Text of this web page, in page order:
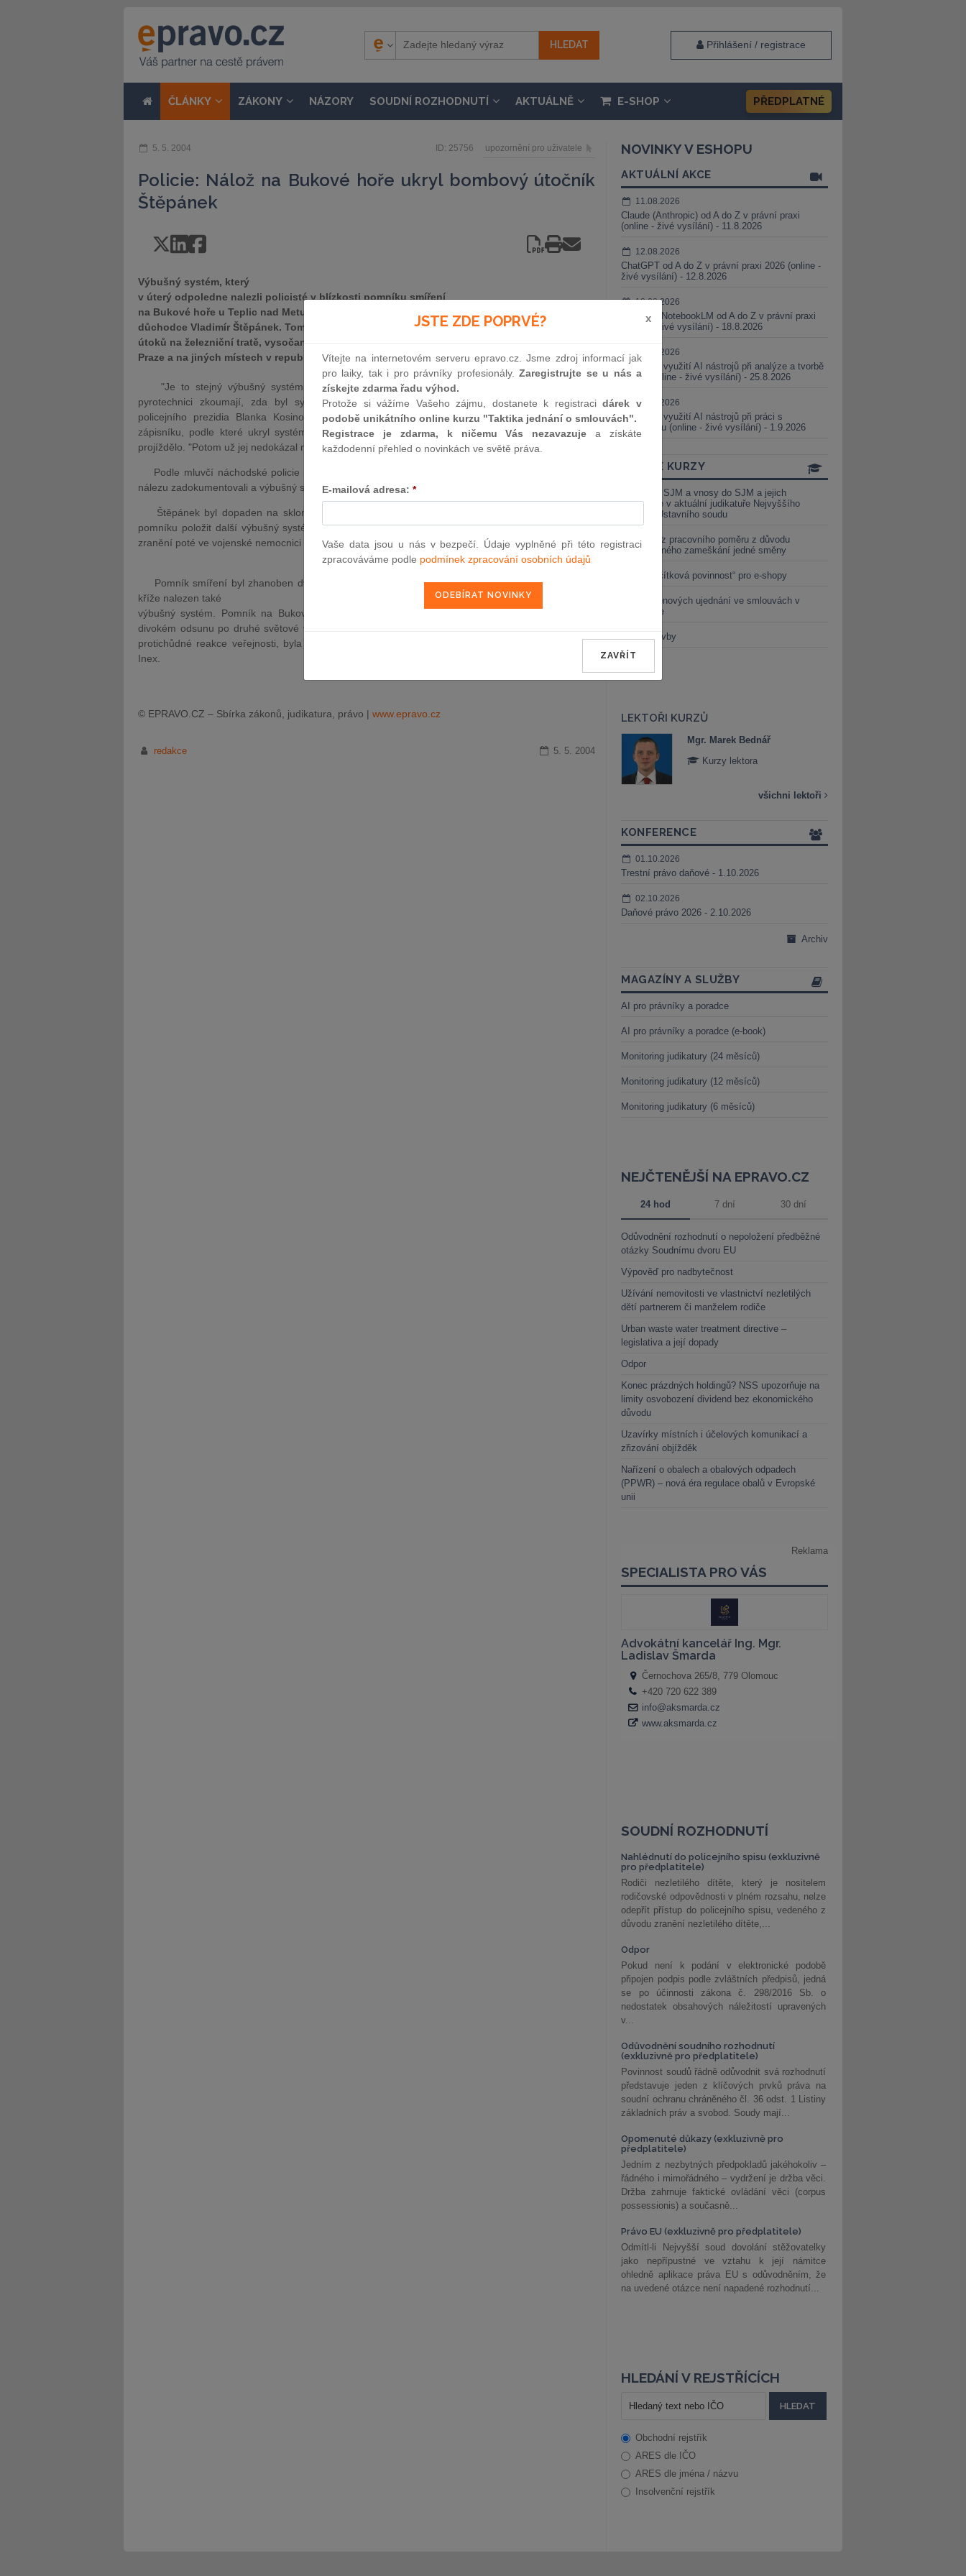
Přihlášení / registrace
ČLÁNKY ZÁKONY NÁZORY SOUDNÍ ROZHODNUTÍ AKTUÁLNĚ E-SHOP PŘEDPLATNÉ
5. 5. 2004 ID: 25756 upozornění pro uživatele
Policie: Nálož na Bukové hoře ukryl bombový útočník
Štěpánek
Výbušný systém, který
v úterý odpoledne nalezli policisté v blízkosti pomníku smíření
na Bukové hoře u Teplic nad Metují na Náchodsku, ukryl na místě
důchodce Vladimír Štěpánek. Tomu se přičítá několik bombových
útoků na železniční tratě, vysočanskou nemocnici či památníky v
Praze a na jiných místech v republice.
"Je to stejný výbušný systém, jako měl u sebe Štěpánek v době, kdy byl zadržen. Nyní
pyrotechnici zkoumají, zda byl systém funkční a mohl explodovat," řekla dnes ČTK mluvčí
policejního prezidia Blanka Kosinová. Policisty navedla na stopu bomby informace z mužova
zápisníku, podle které ukryl systém na místě v okamžiku, kdy jej vyrušilo auto, které nedaleko
projíždělo. "Potom už jej nedokázal najít," řekla Kosinová.
Podle mluvčí náchodské policie policisté v úterý na místě pracovali do večerních hodin. "Místo
nálezu zadokumentovali a výbušný systém byl převezen na další zkoumání do Prahy," řekla.
Štěpánek byl dopaden na sklonku loňského roku v Teplicích nad Metují poté, co se snažil k
pomníku položit další výbušný systém. Při zatýkání se pokusil spáchat sebevraždu a na následky
zranění poté ve vojenské nemocnici zemřel.
Pomník smíření byl zhanoben dvakrát hákovými kříži a nacistickými nápisy, loni v květnu byl u
kříže nalezen také
výbušný systém. Pomník na Bukové hoře připomíná povr aždění 23 místních Němců při jejich
divokém odsunu po druhé světové válce. Iniciátory výstavby pomníku, který od počátku vzbuzoval
protichůdné reakce veřejnosti, byla teplická radnice a nezisková sdružení Tuž se, Broumovsko a
Inex.
© EPRAVO.CZ – Sbírka zákonů, judikatura, právo | www.epravo.cz
redakce 5. 5. 2004
NOVINKY V ESHOPU
AKTUÁLNÍ AKCE
11.08.2026
Claude (Anthropic) od A do Z v právní praxi
(online - živé vysílání) - 11.8.2026
12.08.2026
ChatGPT od A do Z v právní praxi 2026 (online -
živé vysílání) - 12.8.2026
18.08.2026
Gemini a NotebookLM od A do Z v právní praxi
(online - živé vysílání) - 18.8.2026
25.08.2026
Praktické využití AI nástrojů při analýze a tvorbě
smluv (online - živé vysílání) - 25.8.2026
01.09.2026
Praktické využití AI nástrojů při práci s
judikaturou (online - živé vysílání) - 1.9.2026
ONLINE KURZY
Vnosy ze SJM a vnosy do SJM a jejich
valorizace v aktuální judikatuře Nejvyššího
soudu a Ústavního soudu
Výpověď z pracovního poměru z důvodu
neomluveného zameškání jedné směny
Nová „tlačítková povinnost“ pro e-shopy
Změna cenových ujednání ve smlouvách v
energetice
Černé stavby
LEKTOŘI KURZŮ
Mgr. Marek Bednář
Kurzy lektora
všichni lektoři
KONFERENCE
01.10.2026
Trestní právo daňové - 1.10.2026
02.10.2026
Daňové právo 2026 - 2.10.2026
Archiv
MAGAZÍNY A SLUŽBY
AI pro právníky a poradce
AI pro právníky a poradce (e-book)
Monitoring judikatury (24 měsíců)
Monitoring judikatury (12 měsíců)
Monitoring judikatury (6 měsíců)
NEJČTENĚJŠÍ NA EPRAVO.CZ
24 hod 7 dní 30 dní
Odůvodnění rozhodnutí o nepoložení předběžné
otázky Soudnímu dvoru EU
Výpověď pro nadbytečnost
Užívání nemovitosti ve vlastnictví nezletilých
dětí partnerem či manželem rodiče
Urban waste water treatment directive –
legislativa a její dopady
Odpor
Konec prázdných holdingů? NSS upozorňuje na
limity osvobození dividend bez ekonomického
důvodu
Uzavírky místních i účelových komunikací a
zřizování objížděk
Nařízení o obalech a obalových odpadech
(PPWR) – nová éra regulace obalů v Evropské
unii
SOUDNÍ ROZHODNUTÍ
Nahlédnutí do policejního spisu (exkluzivně
pro předplatitele)
Rodiči nezletilého dítěte, který je nositelem
rodičovské odpovědnosti v plném rozsahu, nelze
odepřít přístup do policejního spisu, vedeného z
důvodu zranění nezletilého dítěte,...
Odpor
Pokud není k podání v elektronické podobě
připojen podpis podle zvláštních předpisů, jedná
se po účinnosti zákona č. 298/2016 Sb. o
nedostatek obsahových náležitostí upravených
v...
Odůvodnění soudního rozhodnutí
(exkluzivně pro předplatitele)
Povinnost soudů řádně odůvodnit svá rozhodnutí
představuje jeden z klíčových prvků práva na
soudní ochranu chráněného čl. 36 odst. 1 Listiny
základních práv a svobod. Soudy mají...
Opomenuté důkazy (exkluzivně pro
předplatitele)
Jedním z nezbytných předpokladů jakéhokoliv –
řádného i mimořádného – vydržení je držba věci.
Držba zahrnuje faktické ovládání věci (corpus
possessionis) a současně...
Právo EU (exkluzivně pro předplatitele)
Odmítl-li Nejvyšší soud dovolání stěžovatelky
jako nepřípustné ve vztahu k její námitce
ohledně aplikace práva EU s odůvodněním, že
na uvedené otázce není napadené rozhodnutí...
HLEDÁNÍ V REJSTŘÍCÍCH
Obchodní rejstřík
ARES dle IČO
ARES dle jména / názvu
Insolvenční rejstřík
JSTE ZDE POPRVÉ? x
Vítejte na internetovém serveru epravo.cz. Jsme zdroj informací jak
pro laiky, tak i pro právníky profesionály.Zaregistrujte se u nás a
získejte zdarma řadu výhod.
Protože si vážíme Vašeho zájmu, dostanete k registracidárek v
podobě unikátního online kurzu "Taktika jednání o smlouvách".
Registrace je zdarma, k ničemu Vás nezavazuje a získáte
každodenní přehled o novinkách ve světě práva.
E-mailová adresa: *
Vaše data jsou u nás v bezpečí. Údaje vyplněné při této registraci
zpracováváme podle podmínek zpracování osobních údajů
ZAVŘÍT